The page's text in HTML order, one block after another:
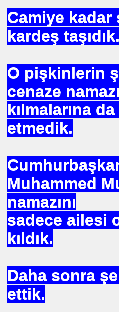
Camiye kadar
kardeş taşıdık.
O pişkinlerin
cenaze
kılmalarına
etmedik.
Muhammed
namazını
sadece ailesi
kıldık.
Daha sonra
ettik.
MEHMET
YÖNETENLER
UNUT
EV HANIMIMI
DEĞİL
SIĞINIRIM